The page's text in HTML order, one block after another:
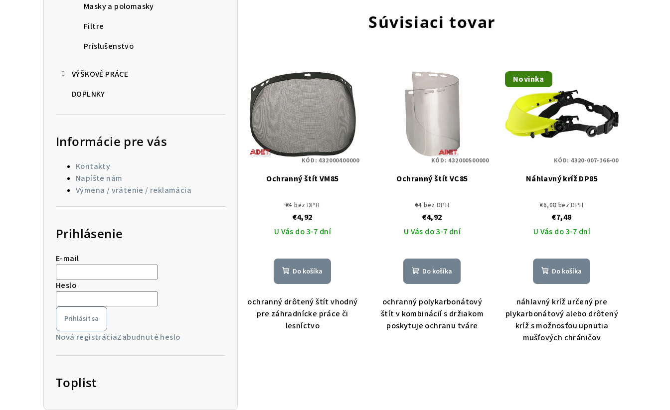
Masky a polomasky
Filtre
Príslušenstvo
VÝŠKOVÉ PRÁCE
DOPLNKY
Informácie pre vás
Kontakty
Napíšte nám
Výmena / vrátenie / reklamácia
Prihlásenie
E-mail
Heslo
Prihlásiť sa
Nová registráciaZabudnuté heslo
Toplist
Súvisiaci tovar
Ochranný štít VM85
€4 bez DPH
€4,92
U Vás do 3-7 dní
Do košíka
ochranný drôtený štít vhodný
pre záhradnícke práce či
lesníctvo
KÓD:432000400000
Ochranný štít VC85
€4 bez DPH
€4,92
U Vás do 3-7 dní
Do košíka
ochranný polykarbonátový
štít v kombinácií s držiakom
poskytuje ochranu tváre
KÓD:432000500000
Novinka
Náhlavný kríž DP85
€6,08 bez DPH
€7,48
U Vás do 3-7 dní
Do košíka
náhlavný kríž určený pre
plykarbonátový alebo drôtený
kríž s možnosťou upnutia
mušľových chráničov
KÓD: 4320-007-166-00